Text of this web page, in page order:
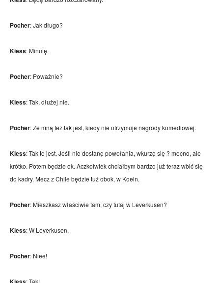
Pocher: Jak długo?
Kiess: Minutę.
Pocher: Poważnie?
Kiess: Tak, dłużej nie.
Pocher: Ze mną też tak jest, kiedy nie otrzymuje nagrody komediowej.
Kiess: Tak to jest. Jeśli nie dostanę powołania, wkurzę się ? mocno, ale
krótko. Potem będzie ok. Aczkolwiek chciałbym bardzo już teraz wbić się
do kadry. Mecz z Chile będzie tuż obok, w Koeln.
Pocher: Mieszkasz właściwie tam, czy tutaj w Leverkusen?
Kiess: W Leverkusen.
Pocher: Niee!
: Tak!